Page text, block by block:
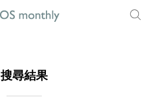
搜尋結果